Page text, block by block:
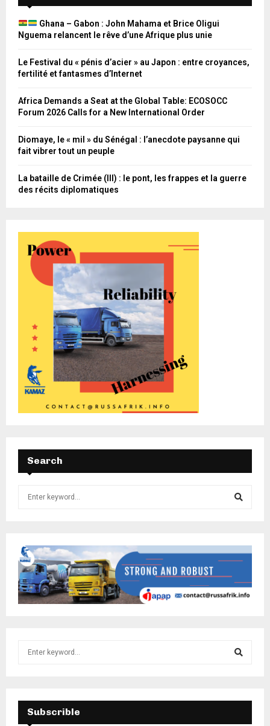
Ghana – Gabon : John Mahama et Brice Oligui
Nguema relancent le rêve d’une Afrique plus unie
Le Festival du « pénis d’acier » au Japon : entre croyances,
fertilité et fantasmes d’Internet
Africa Demands a Seat at the Global Table: ECOSOCC
Forum 2026 Calls for a New International Order
Diomaye, le « mil » du Sénégal : l’anecdote paysanne qui
fait vibrer tout un peuple
La bataille de Crimée (III) : le pont, les frappes et la guerre
des récits diplomatiques
Search
Subscrible